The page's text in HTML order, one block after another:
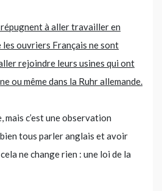
à aller travailler en
les ouvriers Français ne sont
rejoindre leurs usines qui ont
ou même dans la Ruhr allemande.
mais c’est une observation
tous parler anglais et avoir
ne change rien : une loi de la